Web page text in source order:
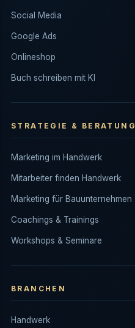
Social Media
Google Ads
Onlineshop
Buch schreiben mit KI
STRATEGIE & BERATUNG
Marketing im Handwerk
Mitarbeiter finden Handwerk
Marketing für Bauunternehmen
Coachings & Trainings
Workshops & Seminare
BRANCHEN
Handwerk